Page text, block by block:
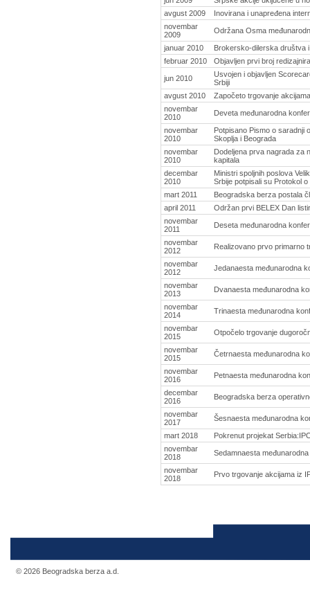
avgust 2009
Inovirana i unapređena
novembar
2009
Održana Osma
januar 2010
Brokersko-dilerska društva
februar 2010
Objavljen prvi broj
jun 2010
Usvojen i objavljen
Srbiji
avgust 2010
Započeto trgovanje
novembar
2010
Deveta međunarodna
novembar
2010
Potpisano Pismo o saradnji
Skoplja i Beograda
novembar
2010
Dodeljena prva nagrada za
kapitala
decembar
2010
Ministri spoljnih poslova
Srbije potpisali su Protokol
mart 2011
Beogradska berza postala
april 2011
Održan prvi BELEX Dan
novembar
2011
Deseta međunarodna
novembar
2012
Realizovano prvo primarno
novembar
2012
Jedanaesta međunarodna
novembar
2013
Dvanaesta međunarodna
novembar
2014
Trinaesta međunarodna
novembar
2015
Otpočelo trgovanje
novembar
2015
Četrnaesta međunarodna
novembar
2016
Petnaesta međunarodna
decembar
2016
Beogradska berza
novembar
2017
Šesnaesta međunarodna
mart 2018
Pokrenut projekat
novembar
2018
Sedamnaesta
novembar
2018
Prvo trgovanje akcijama iz
© 2026 Beogradska berza a.d.